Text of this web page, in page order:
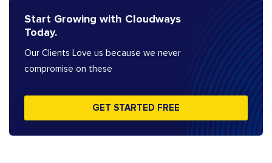
Start Growing with Cloudways
Today.
Our Clients Love us because we never
compromise on these
GET STARTED FREE